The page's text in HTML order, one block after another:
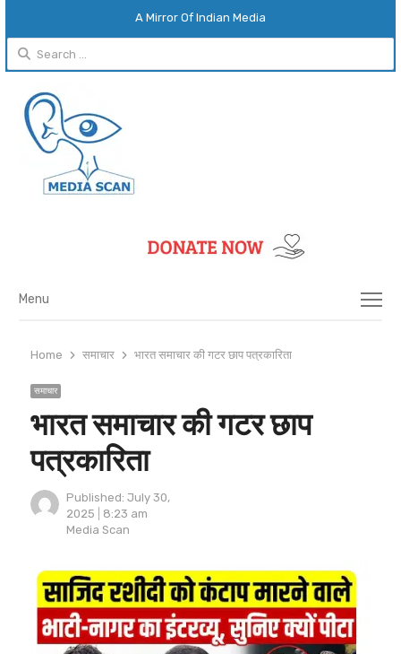
A Mirror Of Indian Media
Search
for:
Menu
Menu
Home समाचार भारत समाचार की गटर छाप पत्रकारिता
समाचार
भारत समाचार की गटर छाप
पत्रकारिता
Published: July 30,
2025
8:23 am
Author
Media Scan